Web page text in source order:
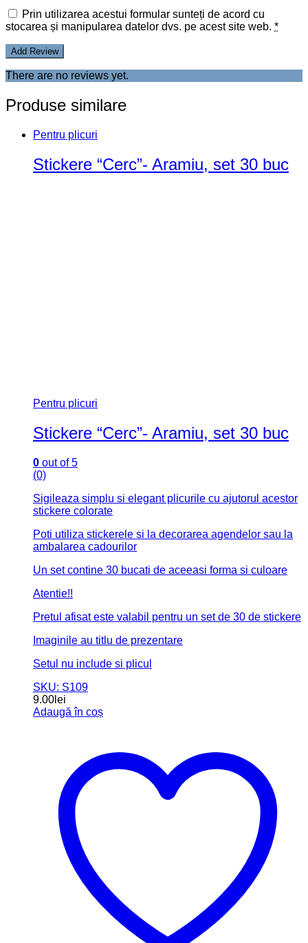
Prin utilizarea acestui formular sunteți de acord cu
stocarea și manipularea datelor dvs. pe acest site web. *
There are no reviews yet.
Produse similare
Pentru plicuri
Stickere “Cerc”- Aramiu, set 30 buc
Pentru plicuri
Stickere “Cerc”- Aramiu, set 30 buc
0 out of 5
(0)
Sigileaza simplu si elegant plicurile cu ajutorul acestor
stickere colorate
Poti utiliza stickerele si la decorarea agendelor sau la
ambalarea cadourilor
Un set contine 30 bucati de aceeasi forma si culoare
Atentie!!
Pretul afisat este valabil pentru un set de 30 de stickere
Imaginile au titlu de prezentare
Setul nu include si plicul
SKU: S109
9.00 lei
Adaugă în coș